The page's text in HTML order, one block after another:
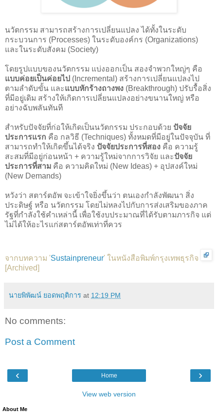
นวัตกรรม สามารถสร้างการเปลี่ยนแปลง ได้ทั้งในระดับ
กระบวนการ (Processes) ในระดับองค์กร (Organizations)
และในระดับสังคม (Society)
โดยรูปแบบของนวัตกรรม แบ่งออกเป็น สองจำพวกใหญ่ๆ คือ
แบบค่อยเป็นค่อยไป (Incremental) สร้างการเปลี่ยนแปลงไป
ตามลำดับขั้น และแบบหักร้างถางพง (Breakthrough) ปรับรื้อสิ่ง
ที่มีอยู่เดิม สร้างให้เกิดการเปลี่ยนแปลงอย่างขนานใหญ่ หรือ
อย่างฉับพลันทันที
สำหรับปัจจัยที่ก่อให้เกิดเป็นนวัตกรรม ประกอบด้วย ปัจจัย
ประการแรก คือ กลวิธี (Techniques) ทั้งหมดที่มีอยู่ในปัจจุบัน ที่
สามารถทำให้เกิดขึ้นได้จริง ปัจจัยประการที่สอง คือ ความรู้
สะสมที่มีอยู่ก่อนหน้า + ความรู้ใหม่จากการวิจัย และปัจจัย
ประการที่สาม คือ ความคิดใหม่ (New Ideas) + อุปสงค์ใหม่
(New Demands)
หวังว่า สตาร์ตอัพ จะเข้าใจยิ่งขึ้นว่า ตนเองกำลังพัฒนา สิ่ง
ประดิษฐ์ หรือ นวัตกรรม โดยไม่หลงไปกับการส่งเสริมของภาค
รัฐที่กำลังใช้คำเหล่านี้ เพื่อใช้งบประมาณที่ได้รับตามภารกิจ แต่
ไม่ได้ให้อะไรแก่สตาร์ตอัพเท่าที่ควร
จากบทความ 'Sustainpreneur' ในหนังสือพิมพ์กรุงเทพธุรกิจ
[Archived]
นายพิพัฒน์ ยอดพฤติการ at 12:19 PM
No comments:
Post a Comment
‹ ›
Home
View web version
About Me